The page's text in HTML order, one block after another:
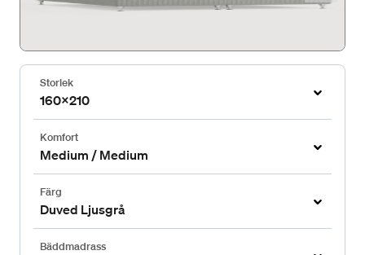
Storlek
160x210
Komfort
Medium / Medium
Färg
Duved Ljusgrå
Bäddmadrass